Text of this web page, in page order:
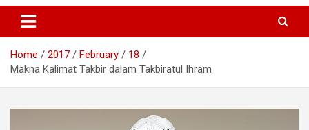
Home 2017 February
18
Makna Kalimat Takbir dalam Takbiratul Ihram